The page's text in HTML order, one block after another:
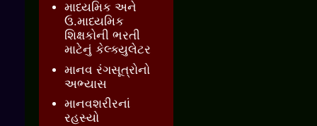
માધ્યમિક અને
ઉ.માધ્યમિક
શિક્ષકોની ભરતી
માટેનું કેલ્ક્યુલેટર
માનવ રંગસૂત્રોનો
અભ્યાસ
માનવશરીરનાં
રહસ્યો